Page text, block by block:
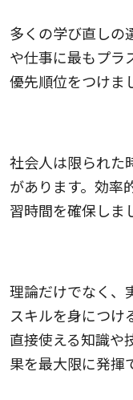
多くの学び直しの
や仕事に最もプラ
優先順位をつけま
社会人は限られた
があります。効率
習時間を確保しま
理論だけでなく、
スキルを身につけ
直接使える知識や
果を最大限に発揮